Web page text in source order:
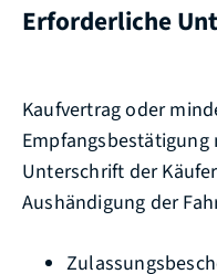
Erforderliche
Kaufvertrag oder
Unterschrift der
Aushändigung der